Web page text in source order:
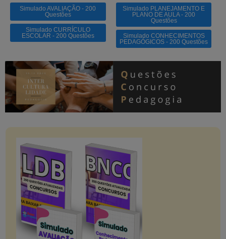
Simulado AVALIAÇÃO - 200
Questões
Simulado CURRÍCULO
ESCOLAR - 200 Questões
Simulado PLANEJAMENTO E
PLANO DE AULA - 200
Questões
Simulado CONHECIMENTOS
PEDAGÓGICOS - 200 Questões